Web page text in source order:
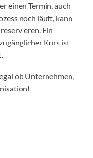
einen Termin, auch
noch läuft, kann
Ein
Kurs ist
ob Unternehmen,